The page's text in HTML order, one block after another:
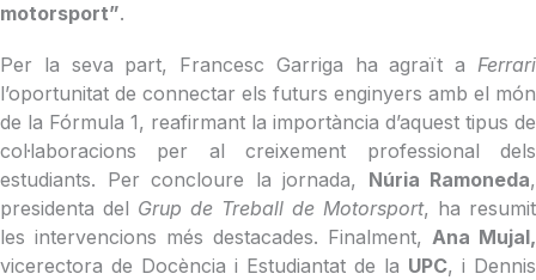
motorsport”.
Per la seva part, Francesc Garriga ha agraït a Ferrari
l’oportunitat de connectar els futurs enginyers amb el món
de la Fórmula 1, reafirmant la importància d’aquest tipus de
col·laboracions per al creixement professional dels
estudiants. Per concloure la jornada, Núria Ramoneda,
presidenta del Grup de Treball de Motorsport, ha resumit
les intervencions més destacades. Finalment, Ana Mujal,
vicerectora de Docència i Estudiantat de la UPC, i Dennis